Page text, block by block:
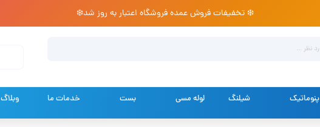
❄️ تخفیفات فروش عمده فروشگاه اعتبار به روز شد❄️
پنوماتیک شیلنگ لوله مسی بست خدمات ما وبلاگ